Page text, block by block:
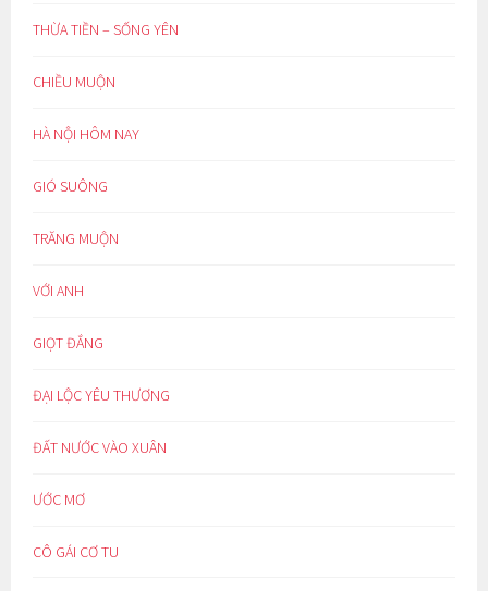
THỪA TIỀN – SỐNG YÊN
CHIỀU MUỘN
HÀ NỘI HÔM NAY
GIÓ SUÔNG
TRĂNG MUỘN
VỚI ANH
GIỌT ĐẮNG
ĐẠI LỘC YÊU THƯƠNG
ĐẤT NƯỚC VÀO XUÂN
ƯỚC MƠ
CÔ GÁI CƠ TU